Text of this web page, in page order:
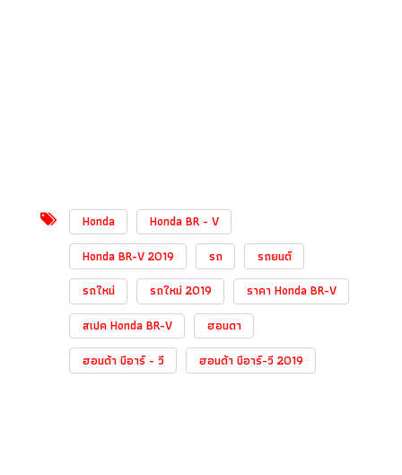
Honda
Honda BR - V
Honda BR-V 2019
รถ
รถยนต์
รถใหม่
รถใหม่ 2019
ราคา Honda BR-V
สเปค Honda BR-V
ฮอนดา
ฮอนด้า บีอาร์ - วี
ฮอนด้า บีอาร์-วี 2019